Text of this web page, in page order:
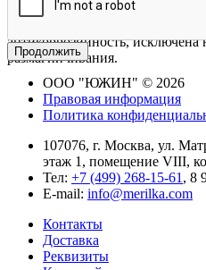
Гранитные угольники
Преимущество гранитного
антикоррозийность, исключена
размагничивания.
Продолжить
ООО "ЮЖИН" © 2026
Правовая информация
Политика
107076, г. Москва, ул.
этаж 1, помещение VIII,
Тел: +7 (499) 268-15-61 , 8
E-mail: info@merilka.com
Контакты
Доставка
Реквизиты